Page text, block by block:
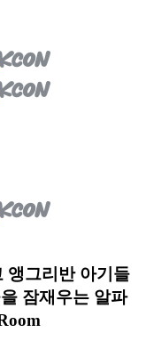
앵그리반 아기들
잠재우는 알파